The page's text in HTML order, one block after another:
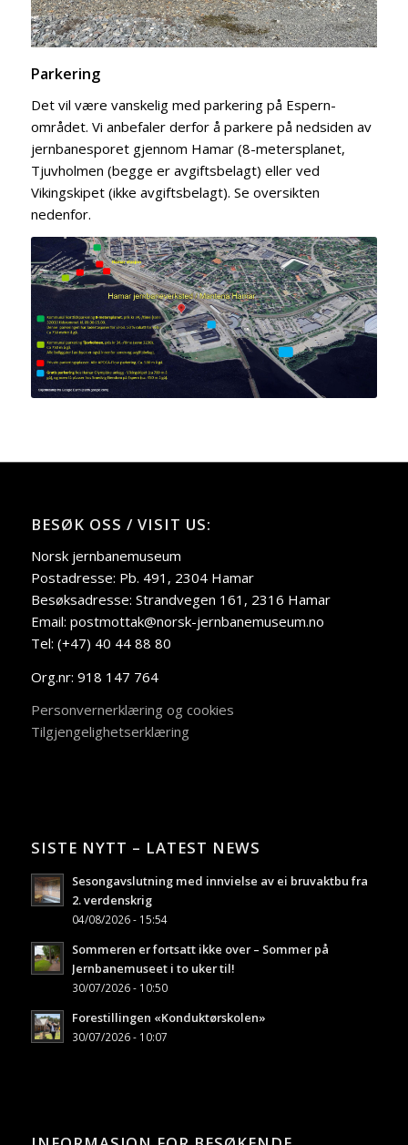
Parkering
Det vil være vanskelig med parkering på Espern-
området. Vi anbefaler derfor å parkere på nedsiden av
jernbanesporet gjennom Hamar (8-metersplanet,
Tjuvholmen (begge er avgiftsbelagt) eller ved
Vikingskipet (ikke avgiftsbelagt). Se oversikten
nedenfor.
BESØK OSS / VISIT US:
Norsk jernbanemuseum
Postadresse: Pb. 491, 2304 Hamar
Besøksadresse: Strandvegen 161, 2316 Hamar
Email: postmottak@norsk-jernbanemuseum.no
Tel: (+47) 40 44 88 80
Org.nr: 918 147 764
Personvernerklæring og cookies
Tilgjengelighetserklæring
SISTE NYTT – LATEST NEWS
Sesongavslutning med innvielse av ei bruvaktbu fra
2. verdenskrig
04/08/2026 - 15:54
Sommeren er fortsatt ikke over – Sommer på
Jernbanemuseet i to uker til!
30/07/2026 - 10:50
Forestillingen «Konduktørskolen»
30/07/2026 - 10:07